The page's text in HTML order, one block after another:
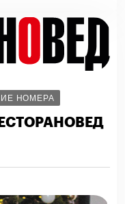
НОМЕРА